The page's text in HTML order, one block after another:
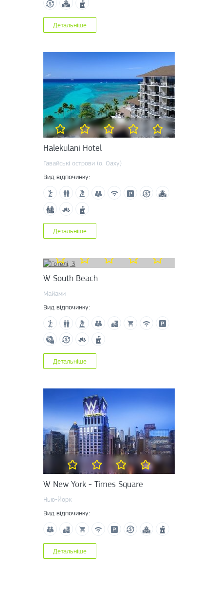
Детальніше
Halekulani Hotel
Гавайські острови (о. Оаху)
Вид відпочинку:
Детальніше
W South Beach
Майами
Вид відпочинку:
Детальніше
W New York - Times Square
Нью-Йорк
Вид відпочинку:
Детальніше